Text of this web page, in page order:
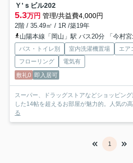
Ｙ’ｓビル202
5.3万円 管理/共益費4,000円
2階 / 35.49㎡ / 1R /築19年
山陽本線「岡山」駅 バス20分 「今村
バス・トイレ別 室内洗濯機置場 エア
フローリング
電気有
敷礼0 即入居可
スーパー、ドラッグストアなどショッピン
した14帖を超えるお部屋が魅力的。人気の
る
1